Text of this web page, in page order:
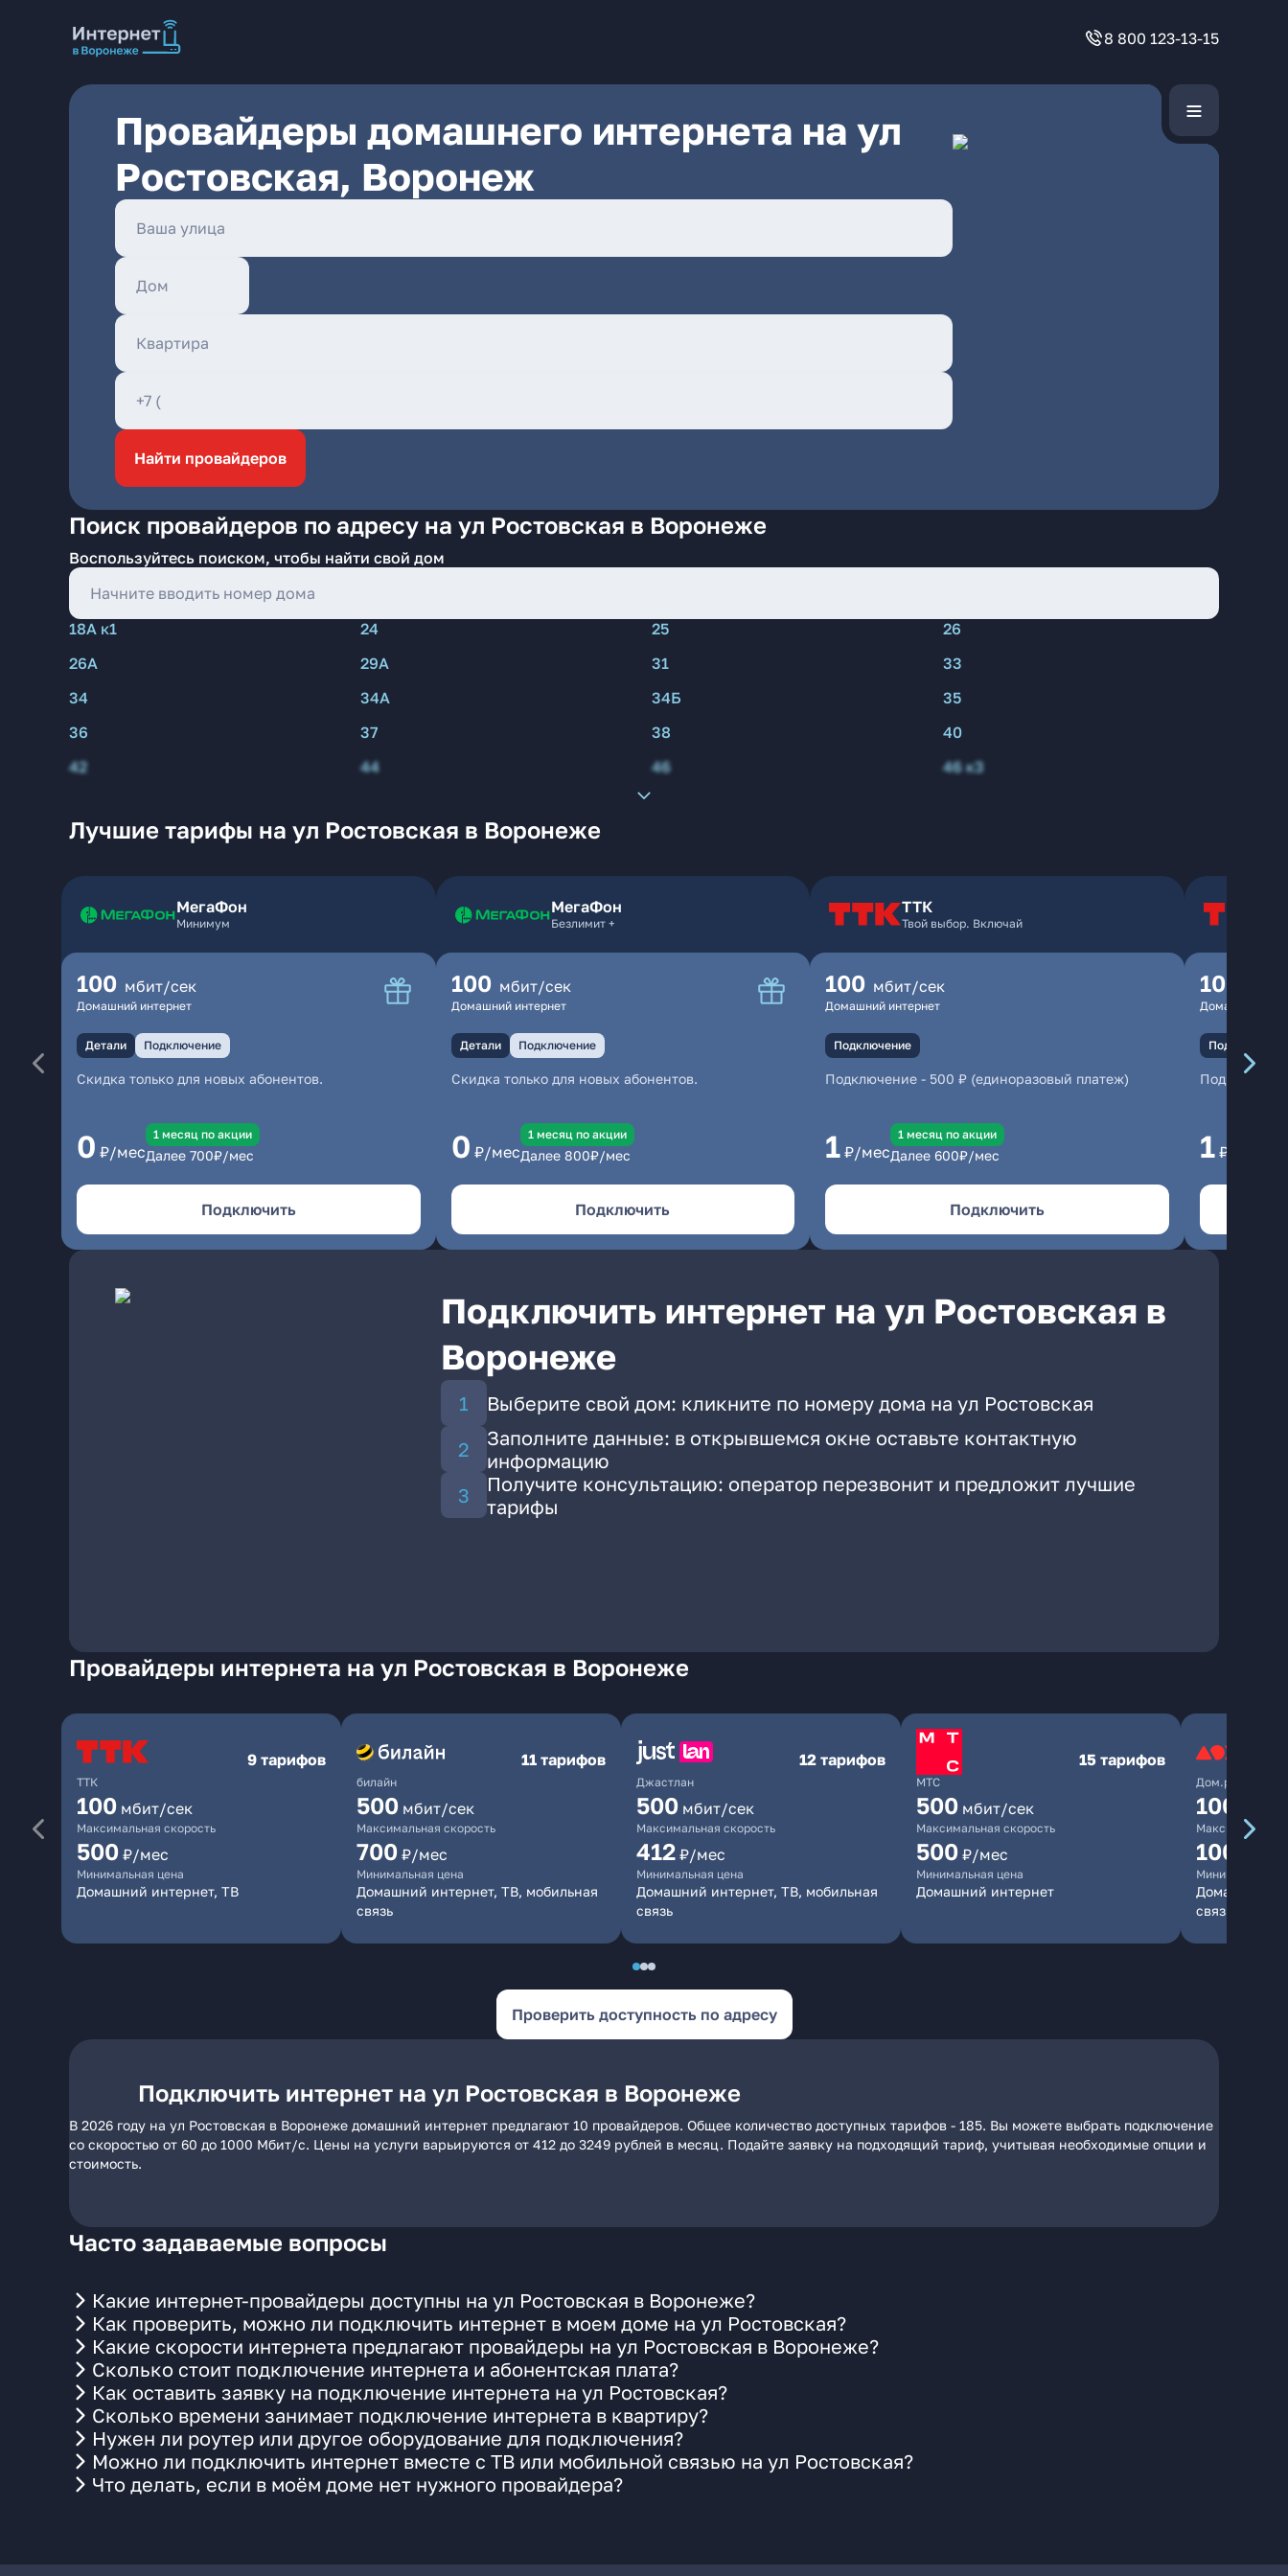
8 800 123-13-15
Провайдеры домашнего интернета на ул
Ростовская, Воронеж
Найти провайдеров
Поиск провайдеров по адресу на ул Ростовская в Воронеже
Воспользуйтесь поиском, чтобы найти свой дом
18А к1 24 25
26
26А
29А 31
33
34
34А 34Б
35
36
37 38
40
42
44 46 46 к3
Лучшие тарифы на ул Ростовская в Воронеже
МегаФон
Минимум
100 мбит/сек
Домашний интернет
Детали Подключение
Скидка только для новых абонентов.
0 ₽/мес
1 месяц по акции
Далее 700₽/мес
Подключить
МегаФон
Безлимит +
100 мбит/сек
Домашний интернет
Детали Подключение
Скидка только для новых абонентов.
0 ₽/мес
1 месяц по акции
Далее 800₽/мес
Подключить
ТТК
Твой выбор. Включай
100 мбит/сек
Домашний интернет
Подключение
Подключение - 500 ₽ (единоразовый платеж)
1 ₽/мес
1 месяц по акции
Далее 600₽/мес
Подключить
100
Домашний
Подключение
1 ₽/мес
Подключить интернет на ул Ростовская в
Воронеже
Выберите свой дом: кликните по номеру дома на ул Ростовская
Заполните данные: в открывшемся окне оставьте контактную
информацию
Получите консультацию: оператор перезвонит и предложит лучшие
тарифы
Провайдеры интернета на ул Ростовская в Воронеже
ТТК
9 тарифов
100 мбит/сек
Максимальная скорость
500 ₽/мес
Минимальная цена
Домашний интернет, ТВ
билайн
11 тарифов
500 мбит/сек
Максимальная скорость
700 ₽/мес
Минимальная цена
Домашний интернет, ТВ, мобильная
связь
Джастлан
12 тарифов
500 мбит/сек
Максимальная скорость
412 ₽/мес
Минимальная цена
Домашний интернет, ТВ, мобильная
связь
МТС
15 тарифов
500 мбит/сек
Максимальная скорость
500 ₽/мес
Минимальная цена
Домашний интернет
Дом.ру
1000
Максимальная
1000
Минимальная
Домашний
связь
Проверить доступность по адресу
Подключить интернет на ул Ростовская в Воронеже
В 2026 году на ул Ростовская в Воронеже домашний интернет предлагают 10 провайдеров. Общее количество доступных тарифов - 185. Вы можете выбрать подключение
со скоростью от 60 до 1000 Мбит/с. Цены на услуги варьируются от 412 до 3249 рублей в месяц. Подайте заявку на подходящий тариф, учитывая необходимые опции и
стоимость.
Часто задаваемые вопросы
Какие интернет-провайдеры доступны на ул Ростовская в Воронеже?
Как проверить, можно ли подключить интернет в моем доме на ул Ростовская?
Какие скорости интернета предлагают провайдеры на ул Ростовская в Воронеже?
Сколько стоит подключение интернета и абонентская плата?
Как оставить заявку на подключение интернета на ул Ростовская?
Сколько времени занимает подключение интернета в квартиру?
Нужен ли роутер или другое оборудование для подключения?
Можно ли подключить интернет вместе с ТВ или мобильной связью на ул Ростовская?
Что делать, если в моём доме нет нужного провайдера?